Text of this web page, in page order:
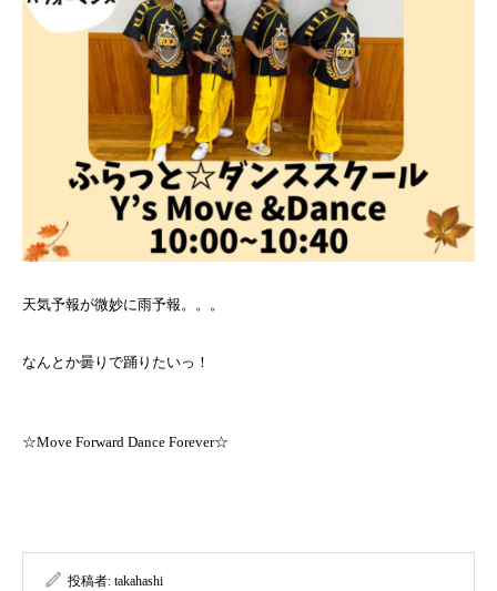
天気予報が微妙に雨予報。。。
なんとか曇りで踊りたいっ！
☆Move Forward Dance Forever☆
投稿者: takahashi